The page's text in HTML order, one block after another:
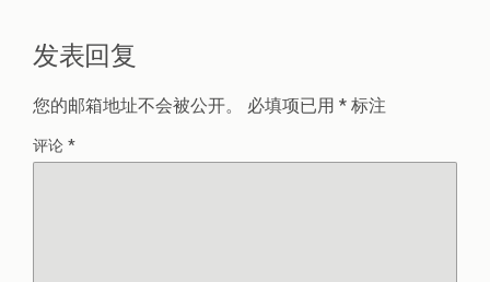
发表回复
您的邮箱地址不会被公开。 必填项已用 * 标注
评论 *